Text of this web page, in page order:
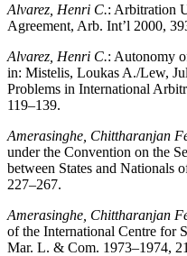
Alvarez, Henri C.: Arbitration
Agreement, Arb. Int’l 2000,
Alvarez, Henri C.: Autonomy
in: Mistelis, Loukas A./Lew,
Problems in International
119–139.
Amerasinghe, Chittharanjan
under the Convention on the
between States and Nationals
227–267.
Amerasinghe, Chittharanjan
of the International Centre for
Mar. L. & Com. 1973–1974,